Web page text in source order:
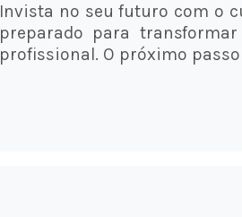
Invista no seu futuro com o
preparado para
profissional. O próximo